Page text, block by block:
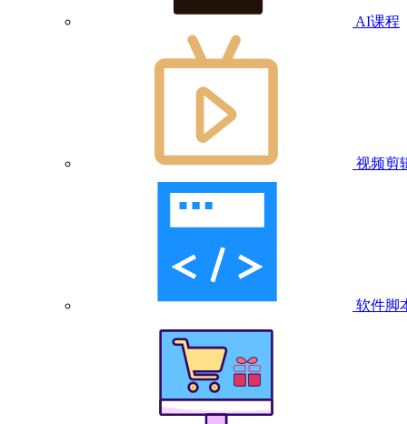
AI课程
视频剪
软件脚